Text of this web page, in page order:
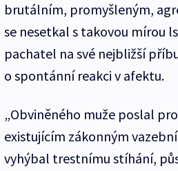
brutálním, promyšleným,
se nesetkal s takovou mírou
pachatel na své nejbližší
o spontánní reakci v afektu.
„Obviněného muže poslal
existujícím zákonným
vyhýbal trestnímu stíhání,